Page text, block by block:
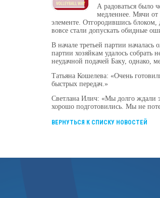
А радоваться было
медленнее. Мячи от
элементе. Отгородившись
вовсе стали допускать обидные
В начале третьей партии
партии хозяйкам удалось
неудачной подачей Баку, однако,
Татьяна Кошелева: «Очень
быстрых передач.»
Светлана Илич: «Мы долго ждали
хорошо подготовились. Мы не
ВЕРНУТЬСЯ К СПИСКУ НОВОСТЕЙ